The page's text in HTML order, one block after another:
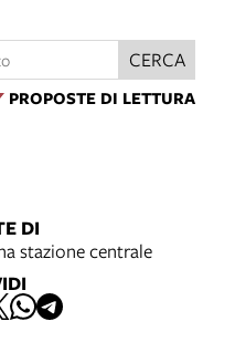
PROPOSTE DI LETTURA
CERCA
DI
stazione centrale